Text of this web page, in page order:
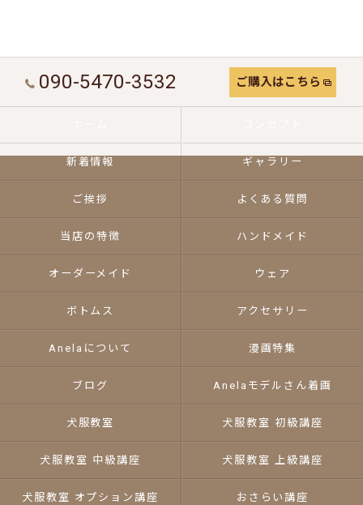
090-5470-3532 ご購入はこちら
新着情報 ギャラリー
ご挨拶 よくある質問
当店の特徴 ハンドメイド
オーダーメイド ウェア
ボトムス アクセサリー
Anelaについて 漫画特集
ブログ Anelaモデルさん着画
犬服教室 犬服教室 初級講座
犬服教室 中級講座 犬服教室 上級講座
犬服教室 オプション講座 おさらい講座